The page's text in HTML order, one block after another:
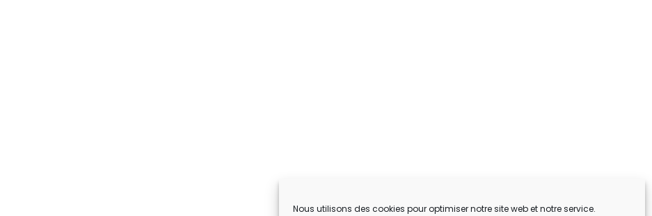
Nous utilisons des cookies pour optimiser notre site web et notre service.